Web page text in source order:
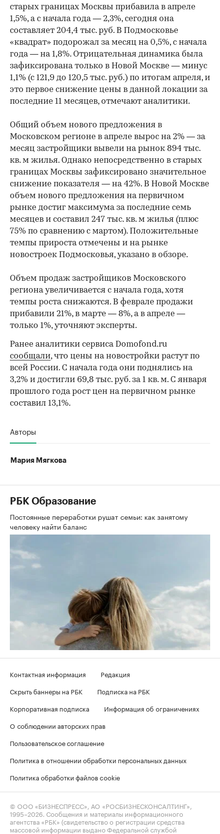
старых границах Москвы прибавила в апреле
1,5%, а с начала года — 2,3%, сегодня она
составляет 204,4 тыс. руб. В Подмосковье
«квадрат» подорожал за месяц на 0,5%, с начала
года — на 1,8%. Отрицательная динамика была
зафиксирована только в Новой Москве — минус
1,1% (с 121,9 до 120,5 тыс. руб.) по итогам апреля, и
это первое снижение цены в данной локации за
последние 11 месяцев, отмечают аналитики.
Общий объем нового предложения в
Московском регионе в апреле вырос на 2% — за
месяц застройщики вывели на рынок 894 тыс.
кв. м жилья. Однако непосредственно в старых
границах Москвы зафиксировано значительное
снижение показателя — на 42%. В Новой Москве
объем нового предложения на первичном
рынке достиг максимума за последние семь
месяцев и составил 247 тыс. кв. м жилья (плюс
75% по сравнению с мартом). Положительные
темпы прироста отмечены и на рынке
новостроек Подмосковья, указано в обзоре.
Объем продаж застройщиков Московского
региона увеличивается с начала года, хотя
темпы роста снижаются. В феврале продажи
прибавили 21%, в марте — 8%, а в апреле —
только 1%, уточняют эксперты.
Ранее аналитики сервиса Domofond.ru
сообщали, что цены на новостройки растут по
всей России. С начала года они поднялись на
3,2% и достигли 69,8 тыс. руб. за 1 кв. м. С января
прошлого года рост цен на первичном рынке
составил 13,1%.
Авторы
Мария Мягкова
РБК Образование
Постоянные переработки рушат семьи: как занятому
человеку найти баланс
Контактная информация
Редакция
Скрыть баннеры на РБК
Подписка на РБК
Корпоративная подписка
Информация об ограничениях
О соблюдении авторских прав
Пользовательское соглашение
Политика в отношении обработки персональных данных
Политика обработки файлов cookie
© ООО «БИЗНЕСПРЕСС», АО «РОСБИЗНЕСКОНСАЛТИНГ»,
1995–2026 . Сообщения и материалы информационного
агентства «РБК» (свидетельство о регистрации средства
массовой информации выдано Федеральной службой